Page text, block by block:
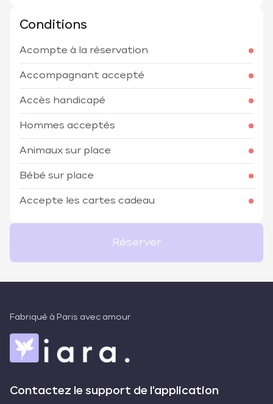
Conditions
Acompte à la réservation
Accompagnant accepté
Accès handicapé
Hommes acceptés
Animaux sur place
Bébé sur place
Accepte les cartes cadeau
Réserver
Fabriqué à Paris avec amour
Contactez le support de l'application